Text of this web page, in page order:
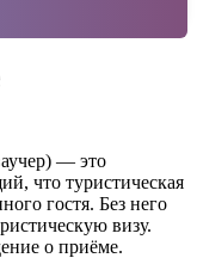
— это
что туристическая
гостя. Без него
визу.
о приёме.